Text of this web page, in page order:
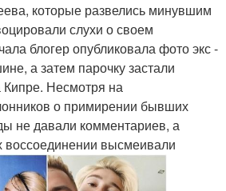
которые развелись минувшим
слухи о своем
блогер опубликовала фото экс -
а затем парочку застали
Несмотря на
о примирении бывших
не давали комментариев, а
высмеивали